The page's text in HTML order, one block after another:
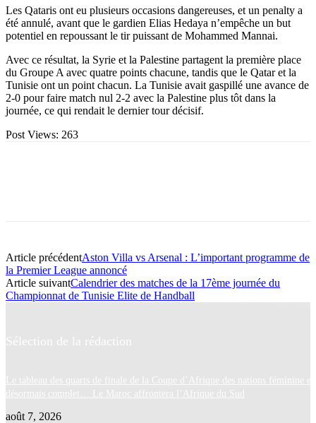
Les Qataris ont eu plusieurs occasions dangereuses, et un penalty a
été annulé, avant que le gardien Elias Hedaya n’empêche un but
potentiel en repoussant le tir puissant de Mohammed Mannai.
Avec ce résultat, la Syrie et la Palestine partagent la première place
du Groupe A avec quatre points chacune, tandis que le Qatar et la
Tunisie ont un point chacun. La Tunisie avait gaspillé une avance de
2-0 pour faire match nul 2-2 avec la Palestine plus tôt dans la
journée, ce qui rendait le dernier tour décisif.
Post Views: 263
Article précédentAston Villa vs Arsenal : L’important programme de
la Premier League annoncé
Article suivantCalendrier des matches de la 17ème journée du
Championnat de Tunisie Elite de Handball
Sélection de la rédaction
Le tableau des quarts de finale de la Coupe d’Afrique des nations féminine
désormais complet… Le Maroc affrontera l’Afrique du Sud
août 7, 2026